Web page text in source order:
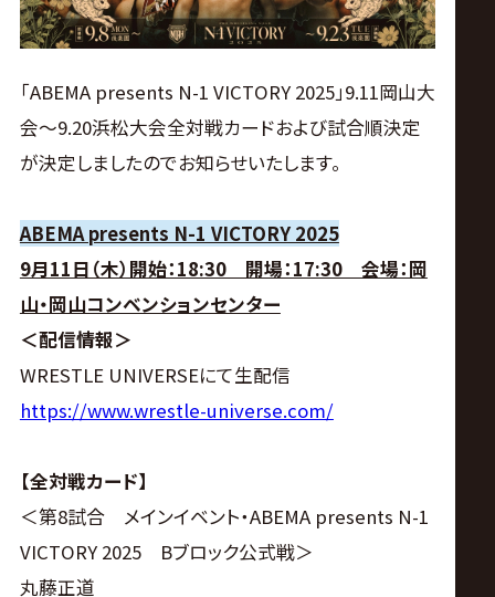
グ・
ノ
ア
公
式
サ
イ
ト
「ABEMA presents N-1 VICTORY 2025」9.11岡山大
会～9.20浜松大会全対戦カードおよび試合順決定
が決定しましたのでお知らせいたします。
ABEMA presents N-1 VICTORY 2025
9月11日（木）開始：18:30 開場：17:30 会場：岡
山・岡山コンベンションセンター
＜配信情報＞
WRESTLE UNIVERSEにて生配信
https://www.wrestle-universe.com/
【全対戦カード】
＜第8試合 メインイベント・ABEMA presents N-1
VICTORY 2025 Bブロック公式戦＞
丸藤正道